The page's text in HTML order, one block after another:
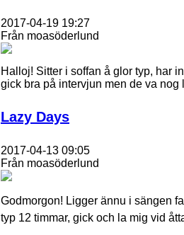
2017-04-19 19:27
Från moasöderlund
Halloj! Sitter i soffan å glor typ, har
gick bra på intervjun men de va
Lazy Days
2017-04-13 09:05
Från moasöderlund
Godmorgon! Ligger ännu i sängen
typ 12 timmar, gick och la mig vid